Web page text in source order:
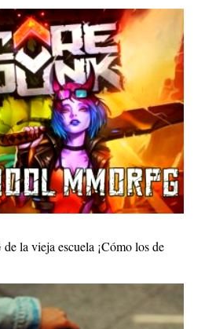
la vieja escuela ¡Cómo los de